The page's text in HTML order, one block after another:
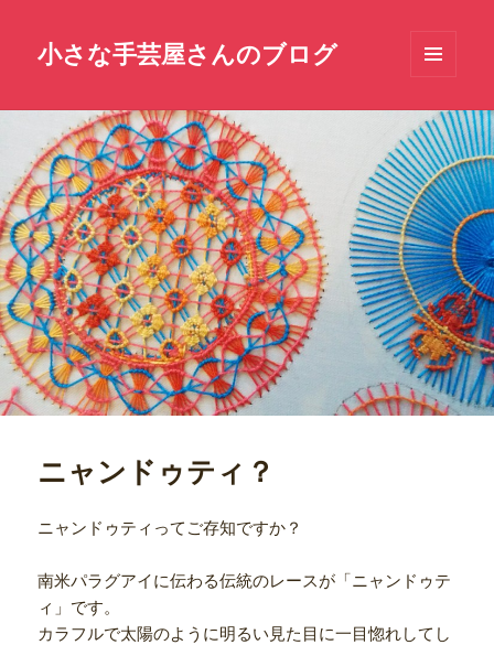
小さな手芸屋さんのブログ
ーとウ
ィジェ
ット
ニャンドゥティ？
ニャンドゥティってご存知ですか？
南米パラグアイに伝わる伝統のレースが「ニャンドゥテ
ィ」です。
カラフルで太陽のように明るい見た目に一目惚れしてし